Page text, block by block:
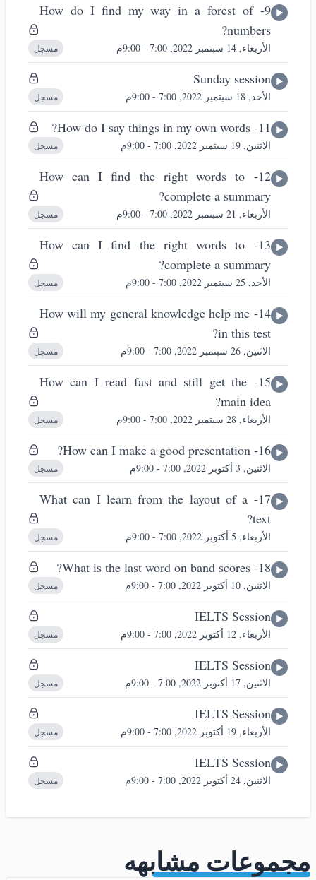
9- How do I find my way in a forest of
numbers?
الأربعاء, 14 سبتمبر 2022, 7:00 - 9:00م مسجل
Sunday session
الأحد, 18 سبتمبر 2022, 7:00 - 9:00م مسجل
11- How do I say things in my own words?
الاثنين, 19 سبتمبر 2022, 7:00 - 9:00م مسجل
12- How can I find the right words to
complete a summary?
الأربعاء, 21 سبتمبر 2022, 7:00 - 9:00م مسجل
13- How can I find the right words to
complete a summary?
الأحد, 25 سبتمبر 2022, 7:00 - 9:00م مسجل
14- How will my general knowledge help me
in this test?
الاثنين, 26 سبتمبر 2022, 7:00 - 9:00م مسجل
15- How can I read fast and still get the
main idea?
الأربعاء, 28 سبتمبر 2022, 7:00 - 9:00م مسجل
16- How can I make a good presentation?
الاثنين, 3 أكتوبر 2022, 7:00 - 9:00م مسجل
17- What can I learn from the layout of a
text?
الأربعاء, 5 أكتوبر 2022, 7:00 - 9:00م مسجل
18- What is the last word on band scores?
الاثنين, 10 أكتوبر 2022, 7:00 - 9:00م مسجل
IELTS Session
الأربعاء, 12 أكتوبر 2022, 7:00 - 9:00م مسجل
IELTS Session
الاثنين, 17 أكتوبر 2022, 7:00 - 9:00م مسجل
IELTS Session
الأربعاء, 19 أكتوبر 2022, 7:00 - 9:00م مسجل
IELTS Session
الاثنين, 24 أكتوبر 2022, 7:00 - 9:00م مسجل
مجموعات مشابهه